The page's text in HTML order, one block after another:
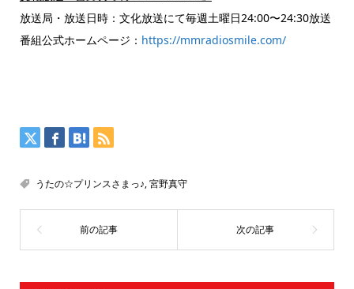
放送局・放送日時：文化放送にて毎週土曜日24:00〜24:30放送
番組公式ホームページ： https://mmradiosmile.com/
うたの☆プリンスさまっ♪,宮野真守